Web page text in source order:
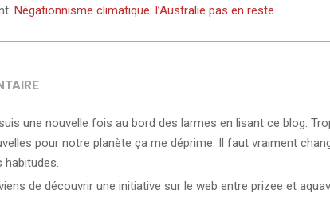
Négationnisme climatique: l’Australie pas en reste
une nouvelle fois au bord des larmes en lisant ce blog.
pour notre planète ça me déprime. Il faut vraiment
habitudes.
de découvrir une initiative sur le web entre prizee et